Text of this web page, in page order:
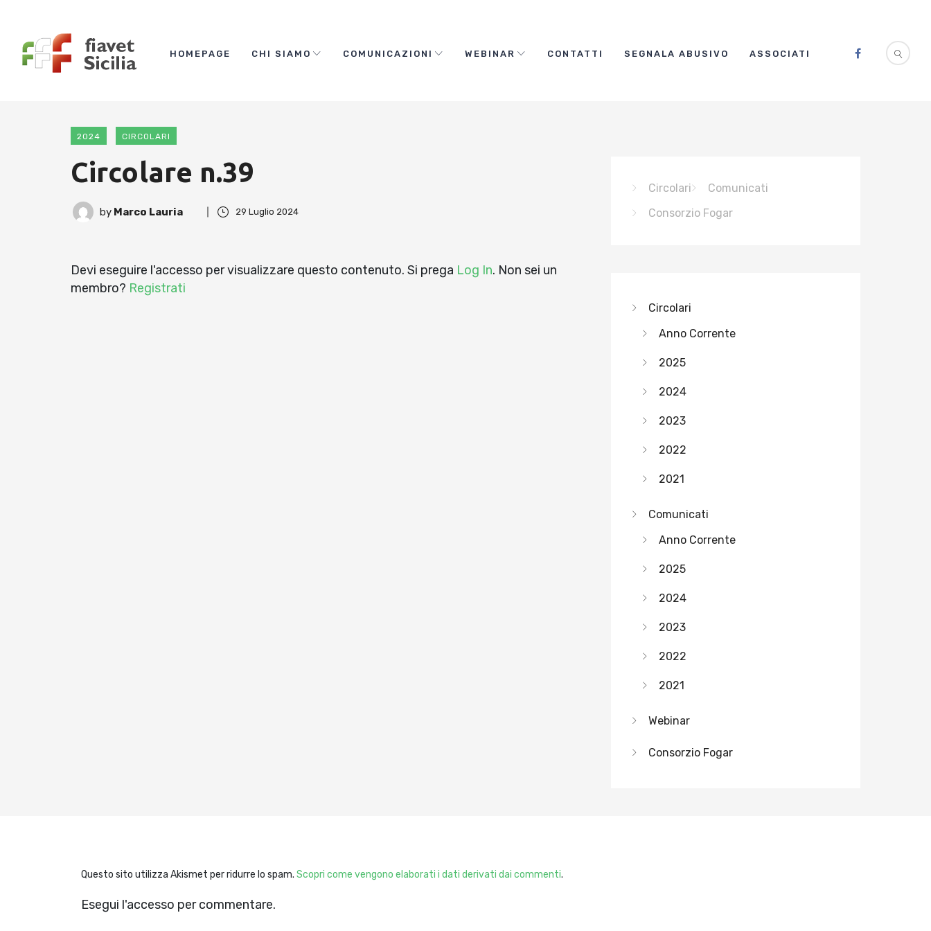
HOMEPAGE CHI SIAMO COMUNICAZIONI WEBINAR CONTATTI SEGNALA ABUSIVO ASSOCIATI
2024 CIRCOLARI
Circolare n.39
by Marco Lauria 29 Luglio 2024
Devi eseguire l'accesso per visualizzare questo contenuto. Si prega Log In. Non sei un
membro? Registrati
Circolari
Comunicati
Consorzio Fogar
Circolari
Anno Corrente
2025
2024
2023
2022
2021
Comunicati
Anno Corrente
2025
2024
2023
2022
2021
Webinar
Consorzio Fogar
Esegui l'accesso per commentare.
Questo sito utilizza Akismet per ridurre lo spam. Scopri come vengono elaborati i dati derivati dai commenti.